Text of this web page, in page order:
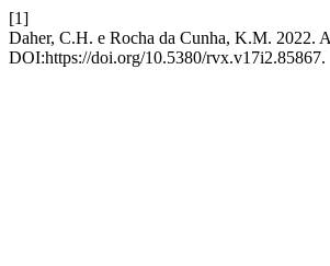
[1]
Daher, C.H. e Rocha da Cunha, K.M. 2022.
DOI:https://doi.org/10.5380/rvx.v17i2.85867.